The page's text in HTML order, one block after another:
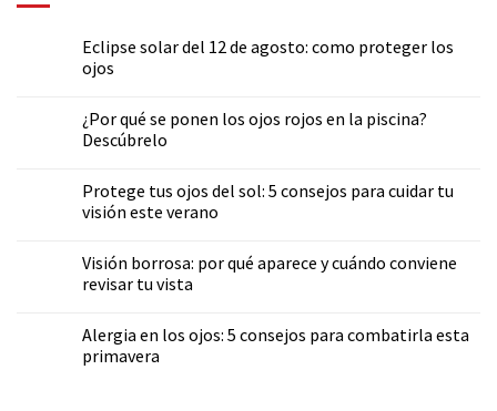
Eclipse solar del 12 de agosto: como proteger los
ojos
¿Por qué se ponen los ojos rojos en la piscina?
Descúbrelo
Protege tus ojos del sol: 5 consejos para cuidar tu
visión este verano
Visión borrosa: por qué aparece y cuándo conviene
revisar tu vista
Alergia en los ojos: 5 consejos para combatirla esta
primavera